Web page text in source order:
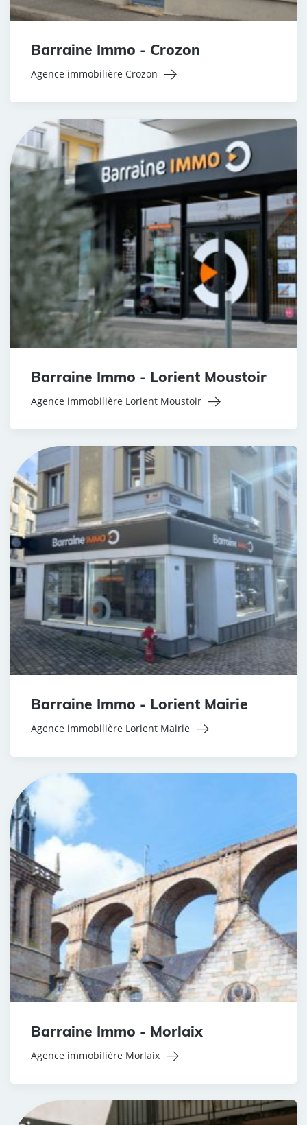
Barraine Immo - Crozon
Agence immobilière Crozon
Barraine Immo - Lorient Moustoir
Agence immobilière Lorient Moustoir
Barraine Immo - Lorient Mairie
Agence immobilière Lorient Mairie
Barraine Immo - Morlaix
Agence immobilière Morlaix